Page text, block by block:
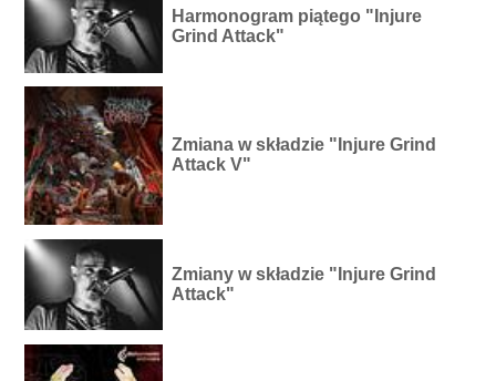
Harmonogram piątego "Injure
Grind Attack"
Zmiana w składzie "Injure Grind
Attack V"
Zmiany w składzie "Injure Grind
Attack"